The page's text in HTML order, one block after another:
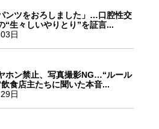
ンツをおろしました」…口腔性交
“生々しいやりとり”を証言...
日
ホン禁止、写真撮影NG…“ルール
食店主たちに聞いた本音...
日